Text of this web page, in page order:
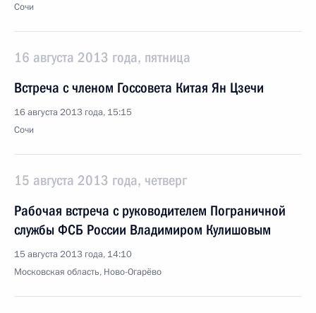
Сочи
16 августа 2013 года, пятница
Встреча с членом Госсовета Китая Ян Цзечи
16 августа 2013 года, 15:15
Сочи
15 августа 2013 года, четверг
Рабочая встреча с руководителем Пограничной
службы ФСБ России Владимиром Кулишовым
15 августа 2013 года, 14:10
Московская область, Ново-Огарёво